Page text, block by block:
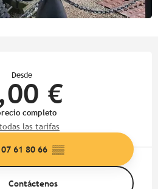
Desde
€
completo
las tarifas
07 61 80 66 ▒▒
Contáctenos